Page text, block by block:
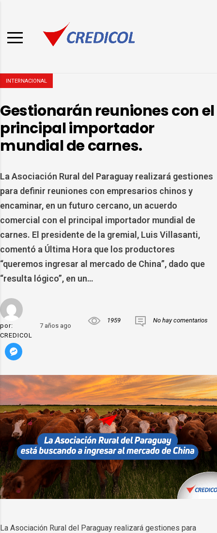
INTERNACIONAL
Gestionarán reuniones con el
principal importador
mundial de carnes.
La Asociación Rural del Paraguay realizará gestiones
para definir reuniones con empresarios chinos y
encaminar, en un futuro cercano, un acuerdo
comercial con el principal importador mundial de
carnes. El presidente de la gremial, Luis Villasanti,
comentó a Última Hora que los productores
“queremos ingresar al mercado de China”, dado que
“resulta lógico”, en un…
por:
CREDICOL
7 años ago
1959 No hay comentarios
La Asociación Rural del Paraguay realizará gestiones para